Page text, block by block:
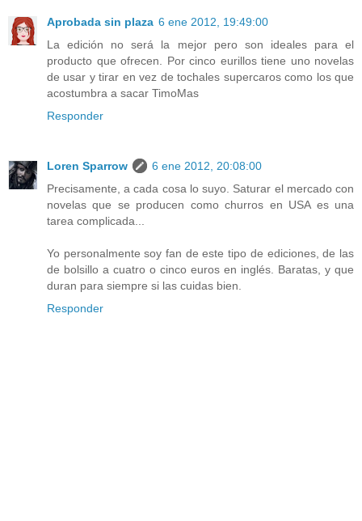
Aprobada sin plaza 6 ene 2012, 19:49:00
La edición no será la mejor pero son ideales para el
producto que ofrecen. Por cinco eurillos tiene uno novelas
de usar y tirar en vez de tochales supercaros como los que
acostumbra a sacar TimoMas
Responder
Loren Sparrow
6 ene 2012, 20:08:00
Precisamente, a cada cosa lo suyo. Saturar el mercado con
novelas que se producen como churros en USA es una
tarea complicada...
Yo personalmente soy fan de este tipo de ediciones, de las
de bolsillo a cuatro o cinco euros en inglés. Baratas, y que
duran para siempre si las cuidas bien.
Responder